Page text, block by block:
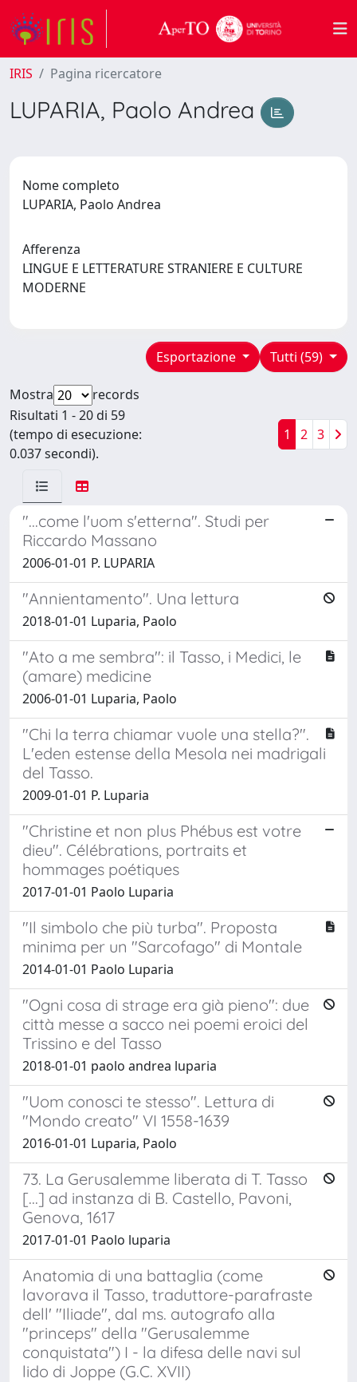
IRIS Pagina ricercatore
LUPARIA, Paolo Andrea
Nome completo
LUPARIA, Paolo Andrea
Afferenza
LINGUE E LETTERATURE STRANIERE E CULTURE
MODERNE
Tutti (59)
Esportazione
Mostra
records
Risultati 1 - 20 di 59
(tempo di esecuzione:
0.037 secondi).
1 2 3
"...come l'uom s'etterna". Studi per
Riccardo Massano
2006-01-01 P. LUPARIA
"Annientamento". Una lettura
2018-01-01 Luparia, Paolo
"Ato a me sembra": il Tasso, i Medici, le
(amare) medicine
2006-01-01 Luparia, Paolo
"Chi la terra chiamar vuole una stella?".
L'eden estense della Mesola nei madrigali
del Tasso.
2009-01-01 P. Luparia
"Christine et non plus Phébus est votre
dieu". Célébrations, portraits et
hommages poétiques
2017-01-01 Paolo Luparia
"Il simbolo che più turba". Proposta
minima per un "Sarcofago" di Montale
2014-01-01 Paolo Luparia
"Ogni cosa di strage era già pieno": due
città messe a sacco nei poemi eroici del
Trissino e del Tasso
2018-01-01 paolo andrea luparia
"Uom conosci te stesso". Lettura di
"Mondo creato" VI 1558-1639
2016-01-01 Luparia, Paolo
73. La Gerusalemme liberata di T. Tasso
[...] ad instanza di B. Castello, Pavoni,
Genova, 1617
2017-01-01 Paolo luparia
Anatomia di una battaglia (come
lavorava il Tasso, traduttore-parafraste
dell' "Iliade", dal ms. autografo alla
"princeps" della "Gerusalemme
conquistata") I - la difesa delle navi sul
lido di Joppe (G.C. XVII)